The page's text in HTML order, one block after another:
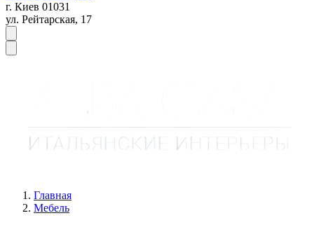
г. Киев 01031
ул. Рейтарская, 17
Главная
Мебель